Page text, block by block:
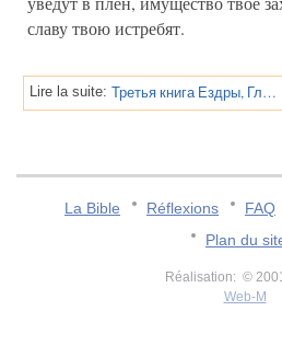
славу твою истребят.
Lire la suite: Третья книга Ездры, Глава 16
La Bible Réflexions FAQ
Plan du
Réalisation: ©
Web-M